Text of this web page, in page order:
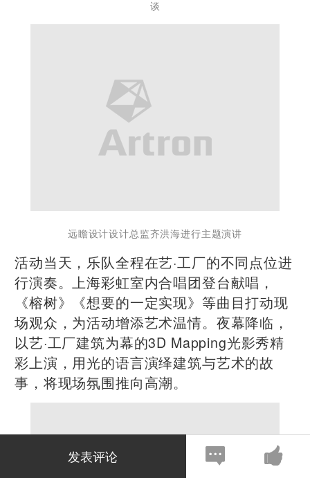
谈
远瞻设计设计总监齐洪海进行主题演讲
活动当天，乐队全程在艺·工厂的不同点位进
行演奏。上海彩虹室内合唱团登台献唱，
《榕树》《想要的一定实现》等曲目打动现
场观众，为活动增添艺术温情。夜幕降临，
以艺·工厂建筑为幕的3D Mapping光影秀精
彩上演，用光的语言演绎建筑与艺术的故
事，将现场氛围推向高潮。
发表评论